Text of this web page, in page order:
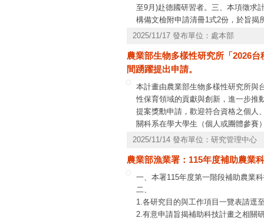
至9月)赴德國研習者。三、本項徵求
構備文檢附申請清冊1式2份，於旨揭
問，請洽本會科國處李蕙瑩研究員，
2025/11/17 發布單位：處本部
農業部生物多樣性研究所「2026
間踴躍提出申請。
本計畫由農業部生物多樣性研究所與
性保育領域的貢獻與創新，進一步推
提案獎勳申請，歡迎符合資格之個人
關科系在學大學生（個人或團體參賽
文與簡報。2、菁英獎：申請對象：
條件：針對生物多樣性保育議題提出
研究機構或其他團體，可跨單位共
持。
2025/11/14 發布單位：研究管理中心
農業部漁業署：115年度補助農業
一、本署115年度第一階段補助農業
二、
1.各研究目的與工作項目一覽表請逕
2.有意申請旨揭補助科技計畫之相關